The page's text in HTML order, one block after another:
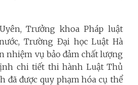
Trưởng khoa Pháp luật
Trường Đại học Luật Hà
nhiệm vụ bảo đảm chất lượng
chi tiết thi hành Luật Thủ
đã được quy phạm hóa cụ thể